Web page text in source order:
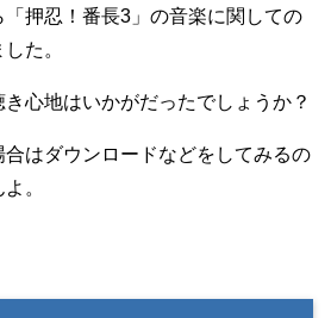
押忍！番長3」の音楽に関しての
た。
心地はいかがだったでしょうか？
合はダウンロードなどをしてみるの
。